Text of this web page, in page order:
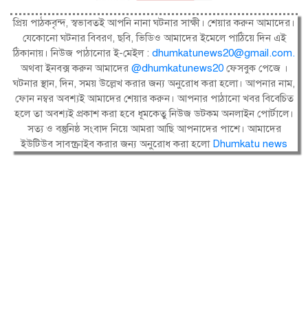
প্রিয় পাঠকবৃন্দ, স্বভাবতই আপনি নানা ঘটনার সাক্ষী। শেয়ার করুন আমাদের।
যেকোনো ঘটনার বিবরণ, ছবি, ভিডিও আমাদের ইমেলে পাঠিয়ে দিন এই
ঠিকানায়। নিউজ পাঠানোর ই-মেইল : dhumkatunews20@gmail.com.
অথবা ইনবক্স করুন আমাদের@dhumkatunews20 ফেসবুক পেজে ।
ঘটনার স্থান, দিন, সময় উল্লেখ করার জন্য অনুরোধ করা হলো। আপনার নাম,
ফোন নম্বর অবশ্যই আমাদের শেয়ার করুন। আপনার পাঠানো খবর বিবেচিত
হলে তা অবশ্যই প্রকাশ করা হবে ধূমকেতু নিউজ ডটকম অনলাইন পোর্টালে।
সত্য ও বস্তুনিষ্ঠ সংবাদ নিয়ে আমরা আছি আপনাদের পাশে। আমাদের
ইউটিউব সাবস্ক্রাইব করার জন্য অনুরোধ করা হলো Dhumkatu news